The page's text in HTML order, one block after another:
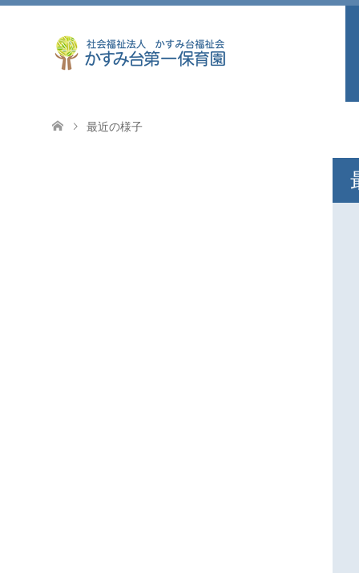
最近の様子